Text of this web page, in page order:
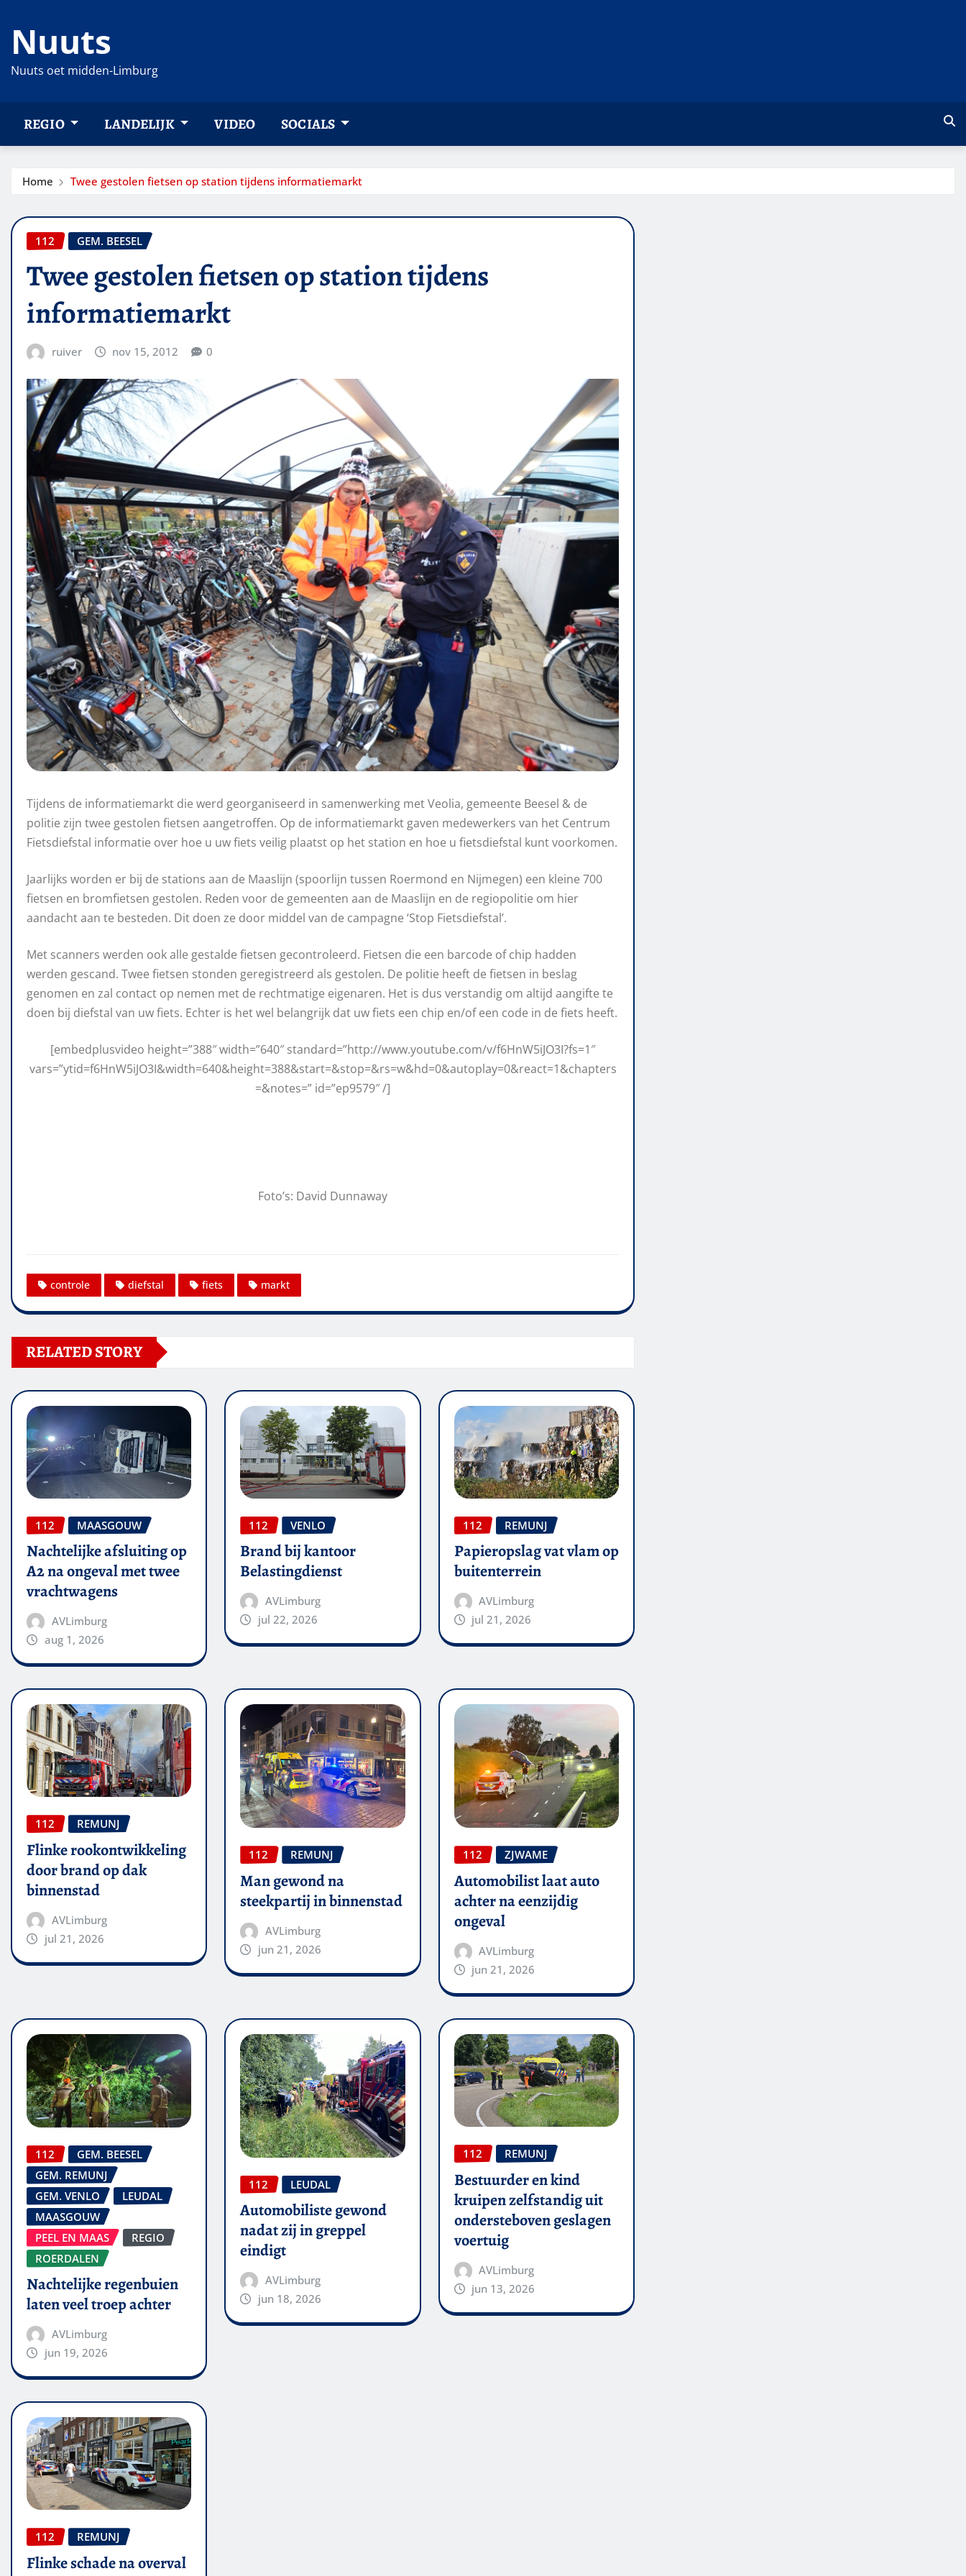
naar
inhoud
Nuuts
Nuuts oet midden-Limburg
REGIO LANDELIJK VIDEO SOCIALS
Home Twee gestolen fietsen op station tijdens informatiemarkt
112 GEM. BEESEL
Twee gestolen fietsen op station tijdens
informatiemarkt
ruiver nov 15, 2012 0
Tijdens de informatiemarkt die werd georganiseerd in samenwerking met Veolia, gemeente Beesel & de
politie zijn twee gestolen fietsen aangetroffen. Op de informatiemarkt gaven medewerkers van het Centrum
Fietsdiefstal informatie over hoe u uw fiets veilig plaatst op het station en hoe u fietsdiefstal kunt voorkomen.
Jaarlijks worden er bij de stations aan de Maaslijn (spoorlijn tussen Roermond en Nijmegen) een kleine 700
fietsen en bromfietsen gestolen. Reden voor de gemeenten aan de Maaslijn en de regiopolitie om hier
aandacht aan te besteden. Dit doen ze door middel van de campagne ‘Stop Fietsdiefstal’.
Met scanners werden ook alle gestalde fietsen gecontroleerd. Fietsen die een barcode of chip hadden
werden gescand. Twee fietsen stonden geregistreerd als gestolen. De politie heeft de fietsen in beslag
genomen en zal contact op nemen met de rechtmatige eigenaren. Het is dus verstandig om altijd aangifte te
doen bij diefstal van uw fiets. Echter is het wel belangrijk dat uw fiets een chip en/of een code in de fiets heeft.
[embedplusvideo height=”388″ width=”640″ standard=”http://www.youtube.com/v/f6HnW5iJO3I?fs=1″
vars=”ytid=f6HnW5iJO3I&width=640&height=388&start=&stop=&rs=w&hd=0&autoplay=0&react=1&chapters
=&notes=” id=”ep9579″ /]
Foto’s: David Dunnaway
controle diefstal fiets markt
RELATED STORY
112 MAASGOUW
Nachtelijke afsluiting op
A2 na ongeval met twee
vrachtwagens
AVLimburg
aug 1, 2026
112 VENLO
Brand bij kantoor
Belastingdienst
AVLimburg
jul 22, 2026
112 REMUNJ
Papieropslag vat vlam op
buitenterrein
AVLimburg
jul 21, 2026
112 REMUNJ
Flinke rookontwikkeling
door brand op dak
binnenstad
AVLimburg
jul 21, 2026
112 REMUNJ
Man gewond na
steekpartij in binnenstad
AVLimburg
jun 21, 2026
112 ZJWAME
Automobilist laat auto
achter na eenzijdig
ongeval
AVLimburg
jun 21, 2026
112
GEM. BEESEL
GEM. REMUNJ
GEM. VENLO
LEUDAL
MAASGOUW
PEEL EN MAAS
REGIO
ROERDALEN
Nachtelijke regenbuien
laten veel troep achter
AVLimburg
jun 19, 2026
112 LEUDAL
Automobiliste gewond
nadat zij in greppel
eindigt
AVLimburg
jun 18, 2026
112 REMUNJ
Bestuurder en kind
kruipen zelfstandig uit
ondersteboven geslagen
voertuig
AVLimburg
jun 13, 2026
112 REMUNJ
Flinke schade na overval